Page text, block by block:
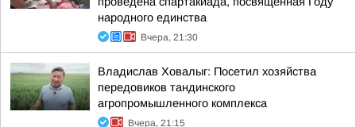
народного единства
Вчера, 21:30
Владислав Ховалыг: Посетил хозяйства
передовиков тандинского
агропромышленного комплекса
Вчера, 21:15